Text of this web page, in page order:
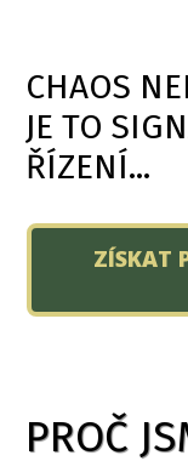
CHAOS
JE TO
ŘÍZENÍ...
ZÍSKAT
PROČ